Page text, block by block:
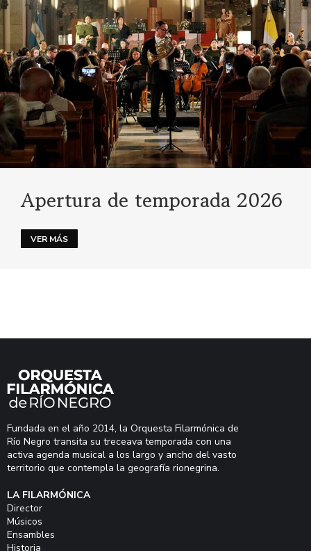
Apertura de temporada 2026
VER MÁS
Fundada en el año 2014, la Orquesta Filarmónica de
Río Negro transita su treceava temporada con una
activa agenda musical a los largo y ancho del vasto
territorio que contempla la geografía rionegrina.
LA FILARMÓNICA
Director
Músicos
Ensambles
Historia